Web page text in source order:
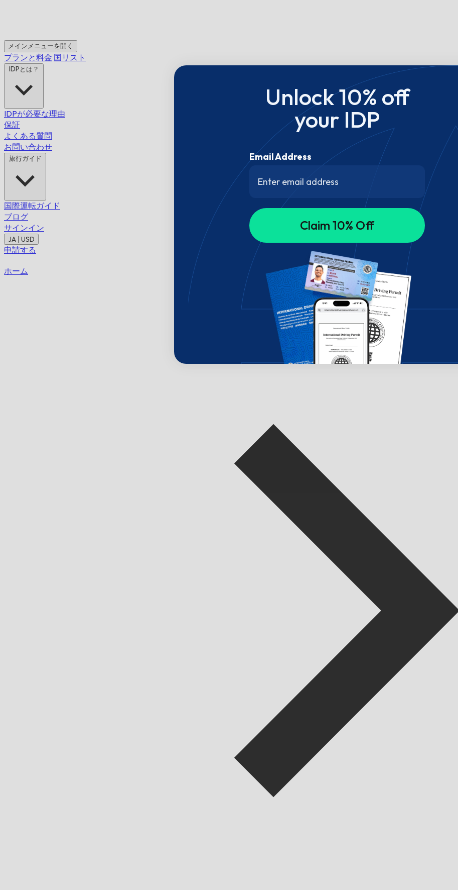
メインメニューを開く
プランと料金 国リスト
IDPとは？
IDPが必要な理由
保証
よくある質問
お問い合わせ
旅行ガイド
国際運転ガイド
ブログ
サインイン
JA | USD
申請する
ホーム
Unlock 10% off
your IDP
Email Address
Claim 10% Off